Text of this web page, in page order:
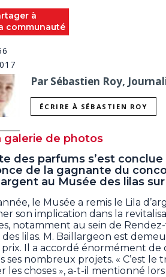
à
communauté
Par Sébastien Roy,
ÉCRIRE À SÉBASTIEN ROY
galerie de photos
des parfums s’est
de la gagnante du
au Musée des lilas
le Musée a remis le Lila
son implication dans la
notamment au sein de
des lilas. M. Baillargeon est
prix. Il a accordé énormément
ses nombreux projets. « C’est
les choses », a-t-il mentionné